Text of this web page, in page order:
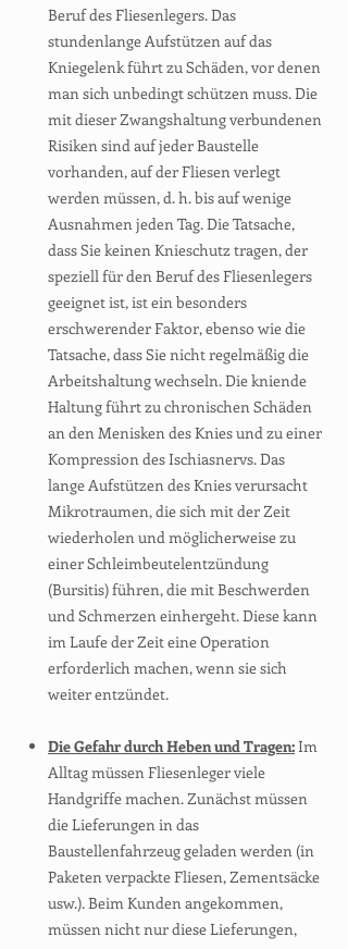
Beruf des Fliesenlegers. Das
stundenlange Aufstützen auf das
Kniegelenk führt zu Schäden, vor denen
man sich unbedingt schützen muss. Die
mit dieser Zwangshaltung verbundenen
Risiken sind auf jeder Baustelle
vorhanden, auf der Fliesen verlegt
werden müssen, d. h. bis auf wenige
Ausnahmen jeden Tag. Die Tatsache,
dass Sie keinen Knieschutz tragen, der
speziell für den Beruf des Fliesenlegers
geeignet ist, ist ein besonders
erschwerender Faktor, ebenso wie die
Tatsache, dass Sie nicht regelmäßig die
Arbeitshaltung wechseln. Die kniende
Haltung führt zu chronischen Schäden
an den Menisken des Knies und zu einer
Kompression des Ischiasnervs. Das
lange Aufstützen des Knies verursacht
Mikrotraumen, die sich mit der Zeit
wiederholen und möglicherweise zu
einer Schleimbeutelentzündung
(Bursitis) führen, die mit Beschwerden
und Schmerzen einhergeht. Diese kann
im Laufe der Zeit eine Operation
erforderlich machen, wenn sie sich
weiter entzündet.
Die Gefahr durch Heben und Tragen:Im
Alltag müssen Fliesenleger viele
Handgriffe machen. Zunächst müssen
die Lieferungen in das
Baustellenfahrzeug geladen werden (in
Paketen verpackte Fliesen, Zementsäcke
usw.). Beim Kunden angekommen,
müssen nicht nur diese Lieferungen,